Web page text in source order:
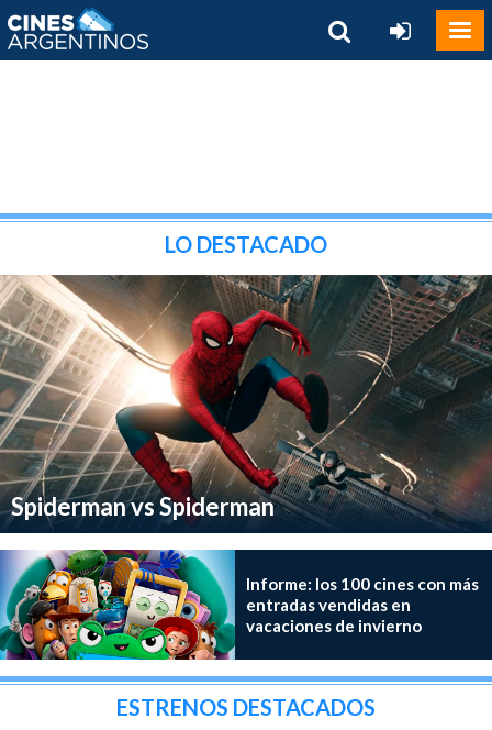
LO DESTACADO
Spiderman vs Spiderman
Informe: los 100 cines con más
entradas vendidas en
vacaciones de invierno
ESTRENOS DESTACADOS